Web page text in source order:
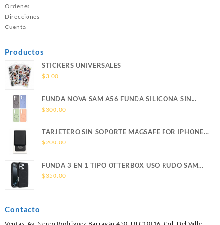
Ordenes
Direcciones
Cuenta
Productos
STICKERS UNIVERSALES
$3.00
FUNDA NOVA SAM A56 FUNDA SILICONA SIN
SOPORTE MAGNETICO SAMSUNG
$300.00
TARJETERO SIN SOPORTE MAGSAFE FOR IPHONE
LEATHER WALLET MAGSAFE
$200.00
FUNDA 3 EN 1 TIPO OTTERBOX USO RUDO SAM
S26 ULTRA SAMSUNG S26 ULTRA
$350.00
Contacto
Ventas: Av. Nereo Rodriguez Barragán 450, ULC10I16, Col. Del Valle,